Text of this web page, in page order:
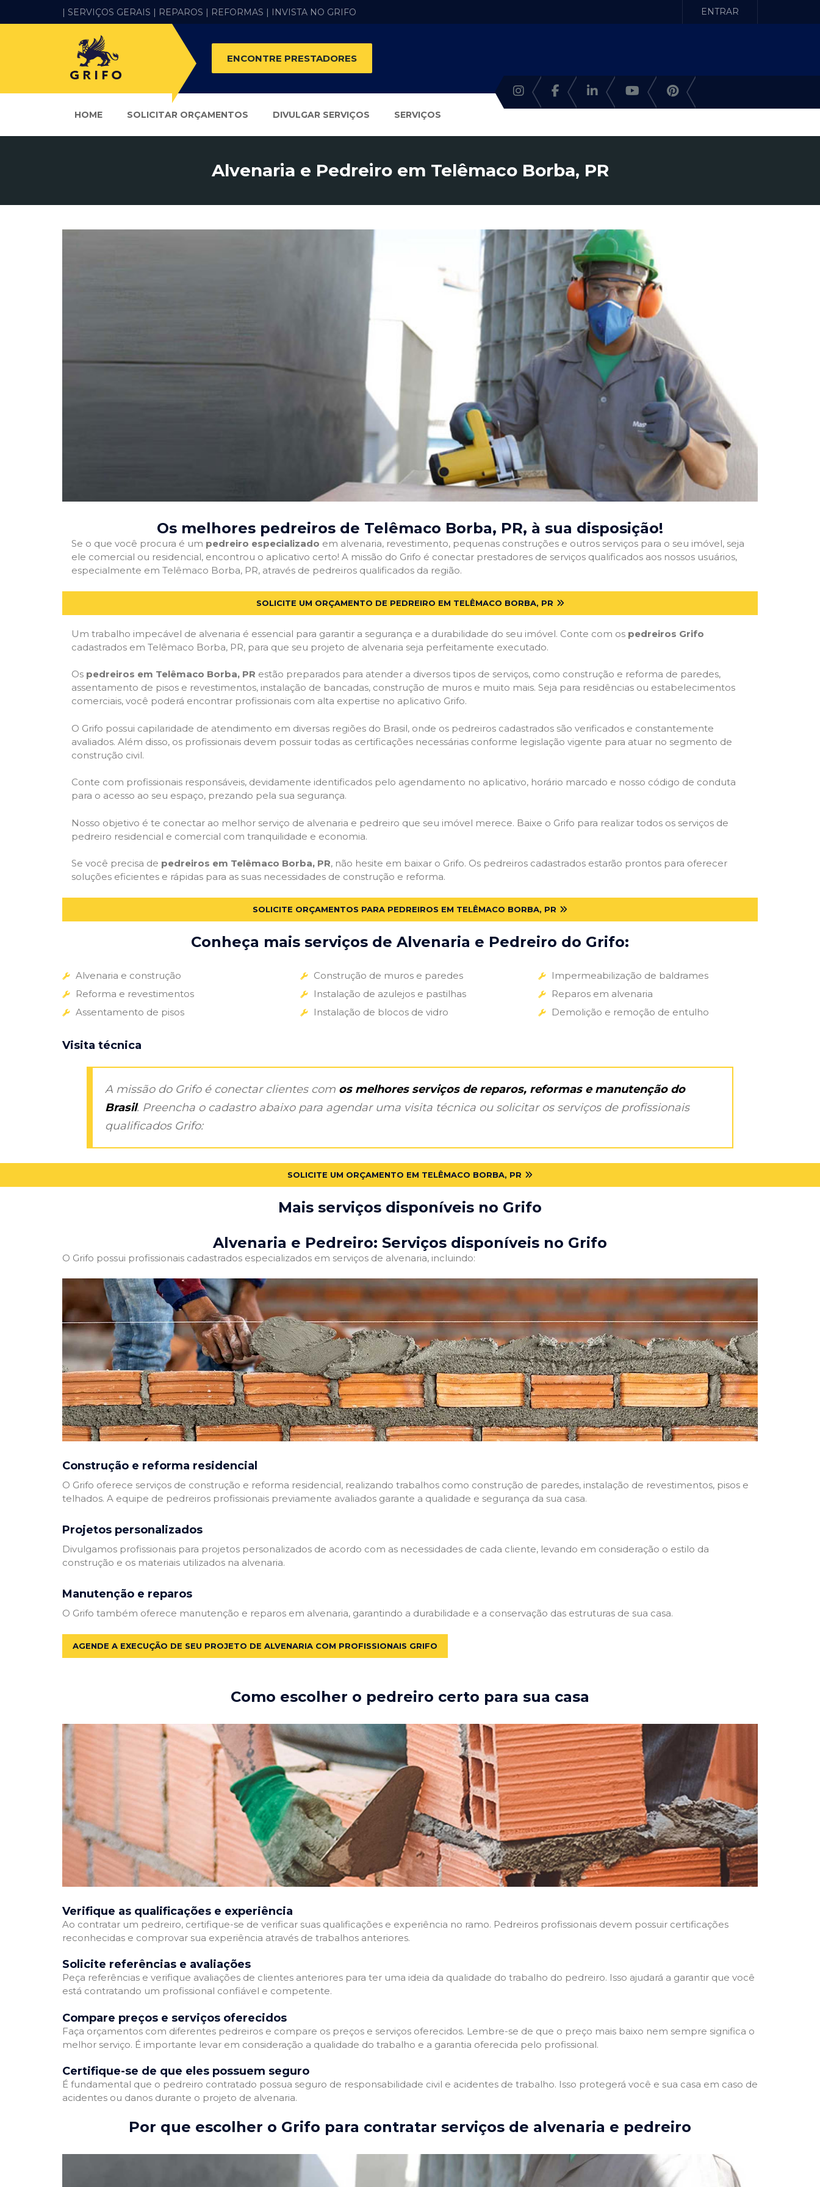
| SERVIÇOS GERAIS | REPAROS | REFORMAS | INVISTA NO GRIFO ENTRAR
ENCONTRE PRESTADORES
HOME SOLICITAR ORÇAMENTOS DIVULGAR SERVIÇOS SERVIÇOS
Alvenaria e Pedreiro em Telêmaco Borba, PR
Os melhores pedreiros de Telêmaco Borba, PR, à sua disposição!
Se o que você procura é um pedreiro especializado em alvenaria, revestimento, pequenas construções e outros serviços para o seu imóvel, seja
ele comercial ou residencial, encontrou o aplicativo certo! A missão do Grifo é conectar prestadores de serviços qualificados aos nossos usuários,
especialmente em Telêmaco Borba, PR, através de pedreiros qualificados da região.
SOLICITE UM ORÇAMENTO DE PEDREIRO EM TELÊMACO BORBA, PR
Um trabalho impecável de alvenaria é essencial para garantir a segurança e a durabilidade do seu imóvel. Conte com os pedreiros Grifo
cadastrados em Telêmaco Borba, PR, para que seu projeto de alvenaria seja perfeitamente executado.
Os pedreiros em Telêmaco Borba, PR estão preparados para atender a diversos tipos de serviços, como construção e reforma de paredes,
assentamento de pisos e revestimentos, instalação de bancadas, construção de muros e muito mais. Seja para residências ou estabelecimentos
comerciais, você poderá encontrar profissionais com alta expertise no aplicativo Grifo.
O Grifo possui capilaridade de atendimento em diversas regiões do Brasil, onde os pedreiros cadastrados são verificados e constantemente
avaliados. Além disso, os profissionais devem possuir todas as certificações necessárias conforme legislação vigente para atuar no segmento de
construção civil.
Conte com profissionais responsáveis, devidamente identificados pelo agendamento no aplicativo, horário marcado e nosso código de conduta
para o acesso ao seu espaço, prezando pela sua segurança.
Nosso objetivo é te conectar ao melhor serviço de alvenaria e pedreiro que seu imóvel merece. Baixe o Grifo para realizar todos os serviços de
pedreiro residencial e comercial com tranquilidade e economia.
Se você precisa de pedreiros em Telêmaco Borba, PR, não hesite em baixar o Grifo. Os pedreiros cadastrados estarão prontos para oferecer
soluções eficientes e rápidas para as suas necessidades de construção e reforma.
SOLICITE ORÇAMENTOS PARA PEDREIROS EM TELÊMACO BORBA, PR
Conheça mais serviços de Alvenaria e Pedreiro do Grifo:
Alvenaria e construção
Reforma e revestimentos
Assentamento de pisos
Construção de muros e paredes
Instalação de azulejos e pastilhas
Instalação de blocos de vidro
Impermeabilização de baldrames
Reparos em alvenaria
Demolição e remoção de entulho
Visita técnica
A missão do Grifo é conectar clientes com os melhores serviços de reparos, reformas e manutenção do
Brasil. Preencha o cadastro abaixo para agendar uma visita técnica ou solicitar os serviços de profissionais
qualificados Grifo:
SOLICITE UM ORÇAMENTO EM TELÊMACO BORBA, PR
Mais serviços disponíveis no Grifo
Alvenaria e Pedreiro: Serviços disponíveis no Grifo
O Grifo possui profissionais cadastrados especializados em serviços de alvenaria, incluindo:
Construção e reforma residencial
O Grifo oferece serviços de construção e reforma residencial, realizando trabalhos como construção de paredes, instalação de revestimentos, pisos e
telhados. A equipe de pedreiros profissionais previamente avaliados garante a qualidade e segurança da sua casa.
Projetos personalizados
Divulgamos profissionais para projetos personalizados de acordo com as necessidades de cada cliente, levando em consideração o estilo da
construção e os materiais utilizados na alvenaria.
Manutenção e reparos
O Grifo também oferece manutenção e reparos em alvenaria, garantindo a durabilidade e a conservação das estruturas de sua casa.
AGENDE A EXECUÇÃO DE SEU PROJETO DE ALVENARIA COM PROFISSIONAIS GRIFO
Como escolher o pedreiro certo para sua casa
Verifique as qualificações e experiência
Ao contratar um pedreiro, certifique-se de verificar suas qualificações e experiência no ramo. Pedreiros profissionais devem possuir certificações
reconhecidas e comprovar sua experiência através de trabalhos anteriores.
Solicite referências e avaliações
Peça referências e verifique avaliações de clientes anteriores para ter uma ideia da qualidade do trabalho do pedreiro. Isso ajudará a garantir que você
está contratando um profissional confiável e competente.
Compare preços e serviços oferecidos
Faça orçamentos com diferentes pedreiros e compare os preços e serviços oferecidos. Lembre-se de que o preço mais baixo nem sempre significa o
melhor serviço. É importante levar em consideração a qualidade do trabalho e a garantia oferecida pelo profissional.
Certifique-se de que eles possuem seguro
É fundamental que o pedreiro contratado possua seguro de responsabilidade civil e acidentes de trabalho. Isso protegerá você e sua casa em caso de
acidentes ou danos durante o projeto de alvenaria.
Por que escolher o Grifo para contratar serviços de alvenaria e pedreiro